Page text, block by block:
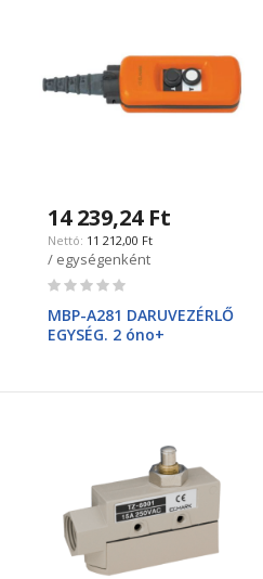
14 239,24 Ft
11 212,00 Ft
/ egységenként
Rating:
MBP-A281 DARUVEZÉRLŐ
EGYSÉG. 2 óno+